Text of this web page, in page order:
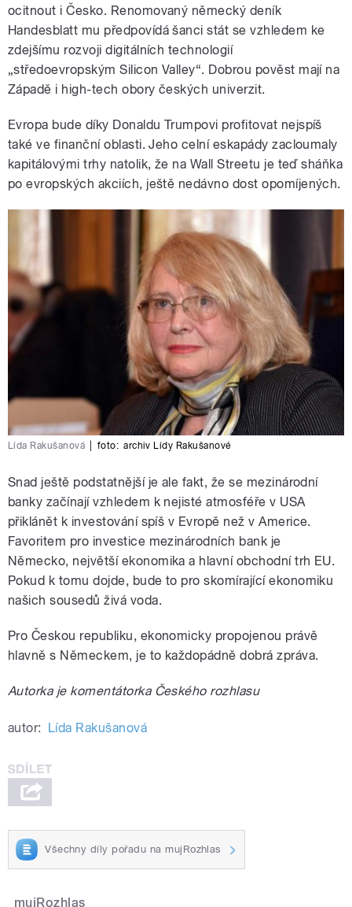
ocitnout i Česko. Renomovaný německý deník
Handesblatt mu předpovídá šanci stát se vzhledem ke
zdejšímu rozvoji digitálních technologií
„středoevropským Silicon Valley“. Dobrou pověst mají na
Západě i high-tech obory českých univerzit.
Evropa bude díky Donaldu Trumpovi profitovat nejspíš
také ve finanční oblasti. Jeho celní eskapády zacloumaly
kapitálovými trhy natolik, že na Wall Streetu je teď sháňka
po evropských akciích, ještě nedávno dost opomíjených.
Lída Rakušanová foto: archiv Lídy Rakušanové
Snad ještě podstatnější je ale fakt, že se mezinárodní
banky začínají vzhledem k nejisté atmosféře v USA
přiklánět k investování spíš v Evropě než v Americe.
Favoritem pro investice mezinárodních bank je
Německo, největší ekonomika a hlavní obchodní trh EU.
Pokud k tomu dojde, bude to pro skomírající ekonomiku
našich sousedů živá voda.
Pro Českou republiku, ekonomicky propojenou právě
hlavně s Německem, je to každopádně dobrá zpráva.
Autorka je komentátorka Českého rozhlasu
autor: Lída Rakušanová
Všechny díly pořadu na mujRozhlas
mujRozhlas